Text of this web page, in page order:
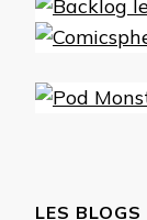
LES